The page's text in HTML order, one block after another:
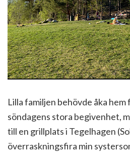
Lilla familjen behövde åka
söndagens stora begivenhet,
till en grillplats i Tegelhagen
överraskningsfira min